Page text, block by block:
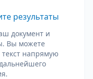
результаты
документ и
Вы можете
напрямую